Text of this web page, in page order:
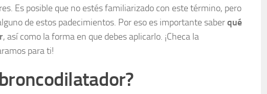
Es posible que no estés familiarizado con este término, pero
de estos padecimientos. Por eso es importante saberqué
, así como la forma en que debes aplicarlo. ¡Checa la
para ti!